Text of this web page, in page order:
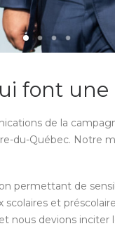
font
de la
du-Québec.
permettant de
et
nous devions inciter